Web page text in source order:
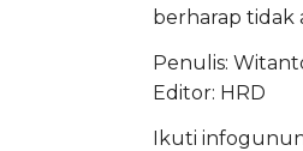
berharap tidak
Penulis:
Editor: HRD
Ikuti